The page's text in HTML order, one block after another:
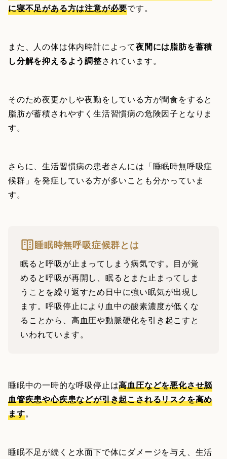
に寝不足がある方は注意が必要です。
また、人の体は体内時計によって夜間には脂肪を蓄積
し分解を抑えるよう調整されています。
そのため夜更かしや夜勤をしている方が間食をすると
脂肪が蓄積されやすく生活習慣病の危険因子となりま
す。
さらに、生活習慣病の患者さんには「睡眠時無呼吸症
候群」を発症している方が多いことも分かっていま
す。
睡眠時無呼吸症候群とは
眠ると呼吸が止まってしまう病気です。目が覚
めると呼吸が再開し、眠るとまた止まってしま
うことを繰り返すため日中に強い眠気が出現し
ます。呼吸停止により血中の酸素濃度が低くな
ることから、高血圧や動脈硬化を引き起こすと
いわれています。
睡眠中の一時的な呼吸停止は高血圧などを悪化させ脳
血管疾患や心疾患などが引き起こされるリスクを高め
ます。
睡眠不足が続くと水面下で体にダメージを与え、生活